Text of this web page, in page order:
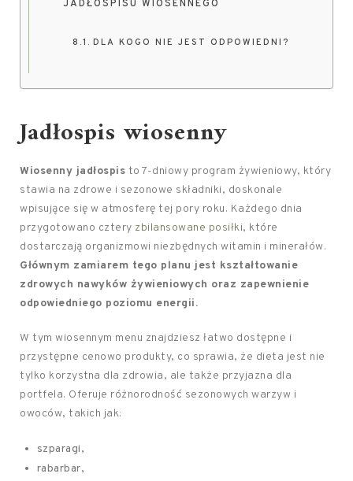
JADŁOSPISU WIOSENNEGO
DLA KOGO NIE JEST ODPOWIEDNI?
Jadłospis wiosenny
Wiosenny jadłospis to 7-dniowy program żywieniowy, który
stawia na zdrowe i sezonowe składniki, doskonale
wpisujące się w atmosferę tej pory roku. Każdego dnia
przygotowano cztery zbilansowane posiłki, które
dostarczają organizmowi niezbędnych witamin i minerałów.
Głównym zamiarem tego planu jest kształtowanie
zdrowych nawyków żywieniowych oraz zapewnienie
odpowiedniego poziomu energii.
W tym wiosennym menu znajdziesz łatwo dostępne i
przystępne cenowo produkty, co sprawia, że dieta jest nie
tylko korzystna dla zdrowia, ale także przyjazna dla
portfela. Oferuje różnorodność sezonowych warzyw i
owoców, takich jak:
szparagi,
rabarbar,